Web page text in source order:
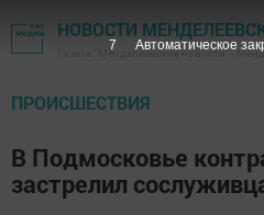
НОВОСТИ
Газета "Менделеевские новости" -
ПРОИСШЕСТВИЯ
В Подмосковье
застрелил
6 Автоматическое